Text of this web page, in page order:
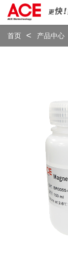
首页 产品中心